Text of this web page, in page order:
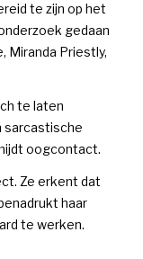
te zijn op het
gedaan
Miranda Priestly,
te laten
sarcastische
oogcontact.
Ze erkent dat
haar
te werken.